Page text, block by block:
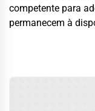
competente para
permanecem à